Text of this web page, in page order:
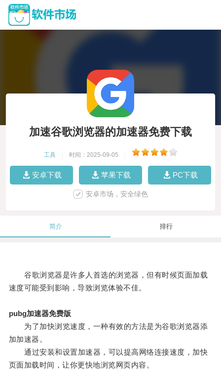
加速谷歌浏览器的加速器免费下载
工具 时间：2025-09-05
安卓下载 苹果下载 PC下载
安卓市场，安全绿色
简介 排行
谷歌浏览器是许多人首选的浏览器，但有时候页面加载
速度可能受到影响，导致浏览体验不佳。
pubg加速器免费版
为了加快浏览速度，一种有效的方法是为谷歌浏览器添
加加速器。
通过安装和设置加速器，可以提高网络连接速度，加快
页面加载时间，让你更快地浏览网页内容。